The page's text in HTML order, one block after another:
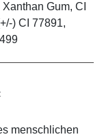
Gum, CI
) CI 77891,
menschlichen